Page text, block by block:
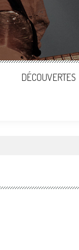
DÉCOUVERTES